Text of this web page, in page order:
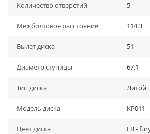
Количество отверстий 5
Межболтовое расстояние 114.3
Вылет диска 51
Диаметр ступицы 67.1
Тип диска Литой
Модель диска КР011
Цвет диска FB -